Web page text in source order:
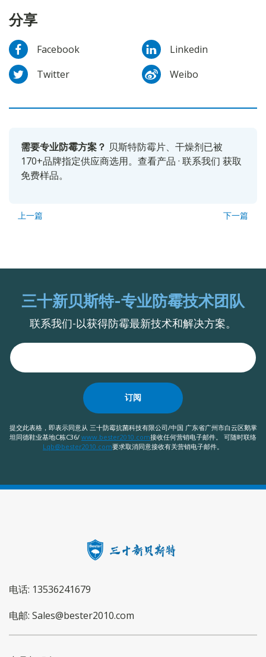
分享
Facebook
Linkedin
Twitter
Weibo
需要专业防霉方案？ 贝斯特防霉片、干燥剂已被
170+品牌指定供应商选用。 查看产品 · 联系我们 获取
免费样品。
上一篇 下一篇
三十新贝斯特-专业防霉技术团队
联系我们-以获得防霉最新技术和解决方案。
订阅
提交此表格，即表示同意从 三十防霉抗菌科技有限公司/中国 广东省广州市白云区鹅掌
坦同德鞋业基地C栋C36/ www.bester2010.com接收任何营销电子邮件。 可随时联络
Lqb@bester2010.com要求取消同意接收有关营销电子邮件。
电话: 13536241679
电邮: Sales@bester2010.com